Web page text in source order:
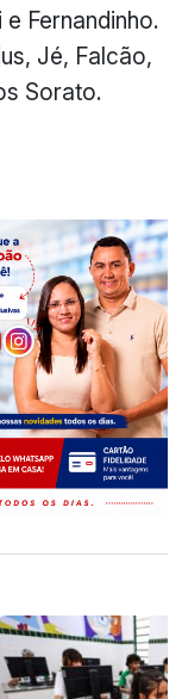
Fernandinho.
Jé, Falcão,
Sorato.